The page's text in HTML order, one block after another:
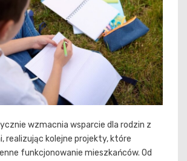
wzmacnia wsparcie dla rodzin z
realizując kolejne projekty, które
funkcjonowanie mieszkańców. Od